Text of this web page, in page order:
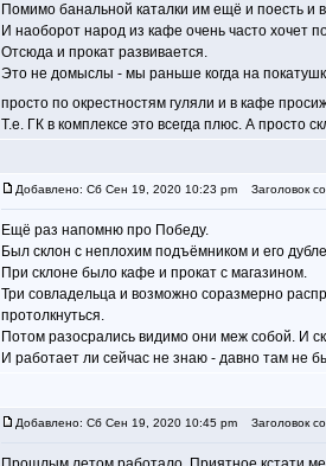
Помимо банальной каталки им ещё и поесть и
И наоборот народ из кафе очень часто хочет
Отсюда и прокат развивается.
Это не домыслы - мы раньше когда на
просто по окрестностям гуляли и в кафе
Т.е. ГК в комплексе это всегда плюс. А просто
Добавлено: Сб Сен 19, 2020 10:23 pm Заголовок
Ещё раз напомню про Победу.
Был склон с неплохим подъёмником и его
При склоне было кафе и прокат с магазином.
Три совладельца и возможно соразмерно
протолкнуться.
Потом разосрались видимо они меж собой. И
И работает ли сейчас не знаю - давно там не
Добавлено: Сб Сен 19, 2020 10:45 pm Заголовок